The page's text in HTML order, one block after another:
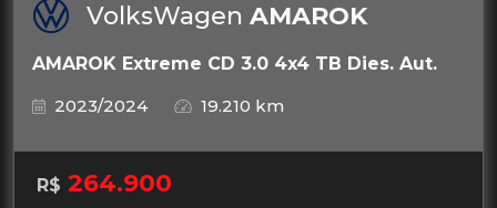
VolksWagen AMAROK
AMAROK Extreme CD 3.0 4x4 TB Dies. Aut.
2023/2024
19.210 km
R$ 264.900